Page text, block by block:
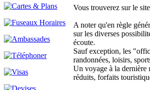
Vous trouverez sur le
A noter qu'en règle
sur les diverses
écoute.
Sauf exception, les
randonnées, loisirs,
Un voyage à la dernière
réduits, forfaits